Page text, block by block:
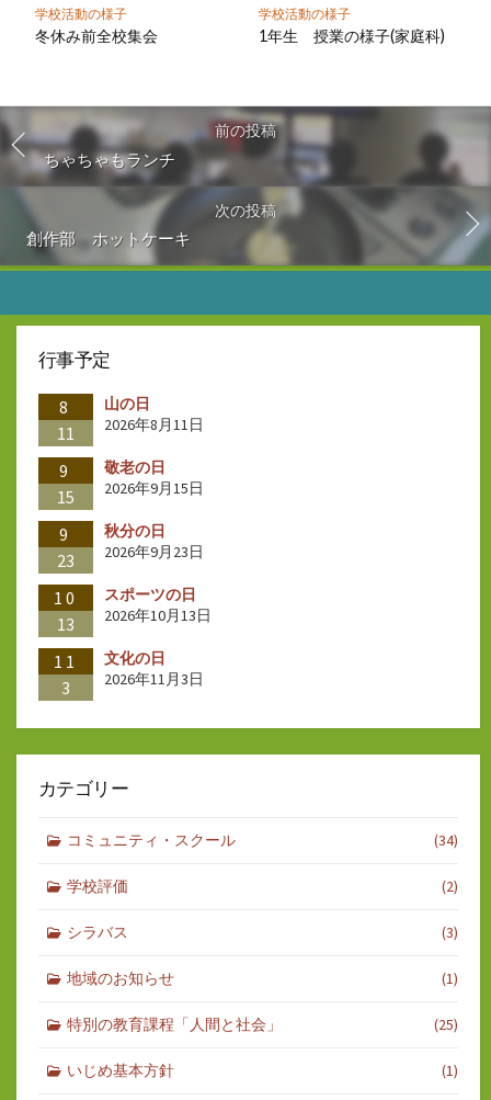
学校活動の様子
冬休み前全校集会
学校活動の様子
1年生 授業の様子(家庭科)
前の投稿
ちゃちゃもランチ
次の投稿
創作部 ホットケーキ
行事予定
8
11
山の日
2026年8月11日
9
15
敬老の日
2026年9月15日
9
23
秋分の日
2026年9月23日
10
13
スポーツの日
2026年10月13日
11
3
文化の日
2026年11月3日
カテゴリー
コミュニティ・スクール (34)
学校評価 (2)
シラバス (3)
地域のお知らせ (1)
特別の教育課程「人間と社会」 (25)
いじめ基本方針 (1)